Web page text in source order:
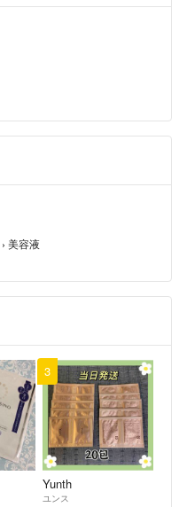
› 美容液
3
Yunth
ユンス